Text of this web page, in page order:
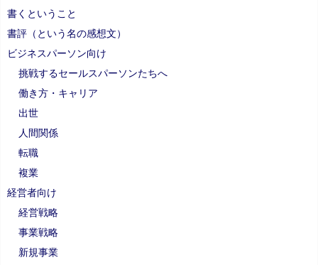
書くということ
書評（という名の感想文）
ビジネスパーソン向け
挑戦するセールスパーソンたちへ
働き方・キャリア
出世
人間関係
転職
複業
経営者向け
経営戦略
事業戦略
新規事業